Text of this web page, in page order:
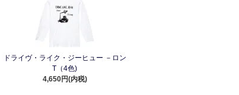
ドライヴ・ライク・ジーヒュー －ロン
T（4色)
4,650円(内税)